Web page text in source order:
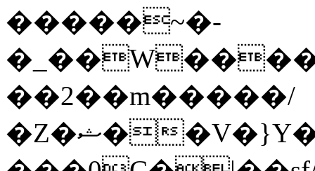
�����~�-
��2��m�����/
�Z�ޝ��V�}Y�I�ծ�O�����S��]z��w��7�޷�����h���u��7w.ϻ���8X��ͮ�����W�dm�Jߜ��q/>?